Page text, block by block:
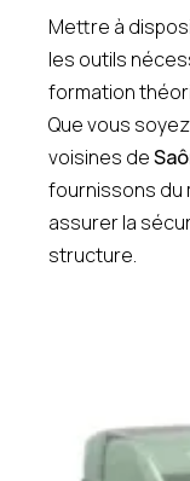
Mettre à
les outils
formation
Que vous
voisines de
fournissons du
assurer la
structure.